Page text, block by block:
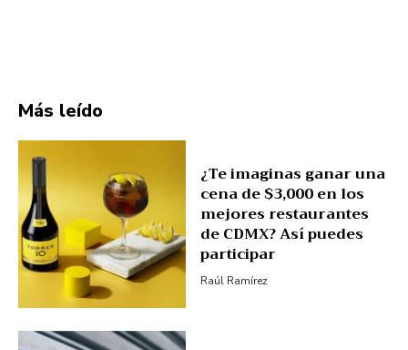
Más leído
¿Te imaginas ganar una
cena de $3,000 en los
mejores restaurantes
de CDMX? Así puedes
participar
Raúl Ramírez